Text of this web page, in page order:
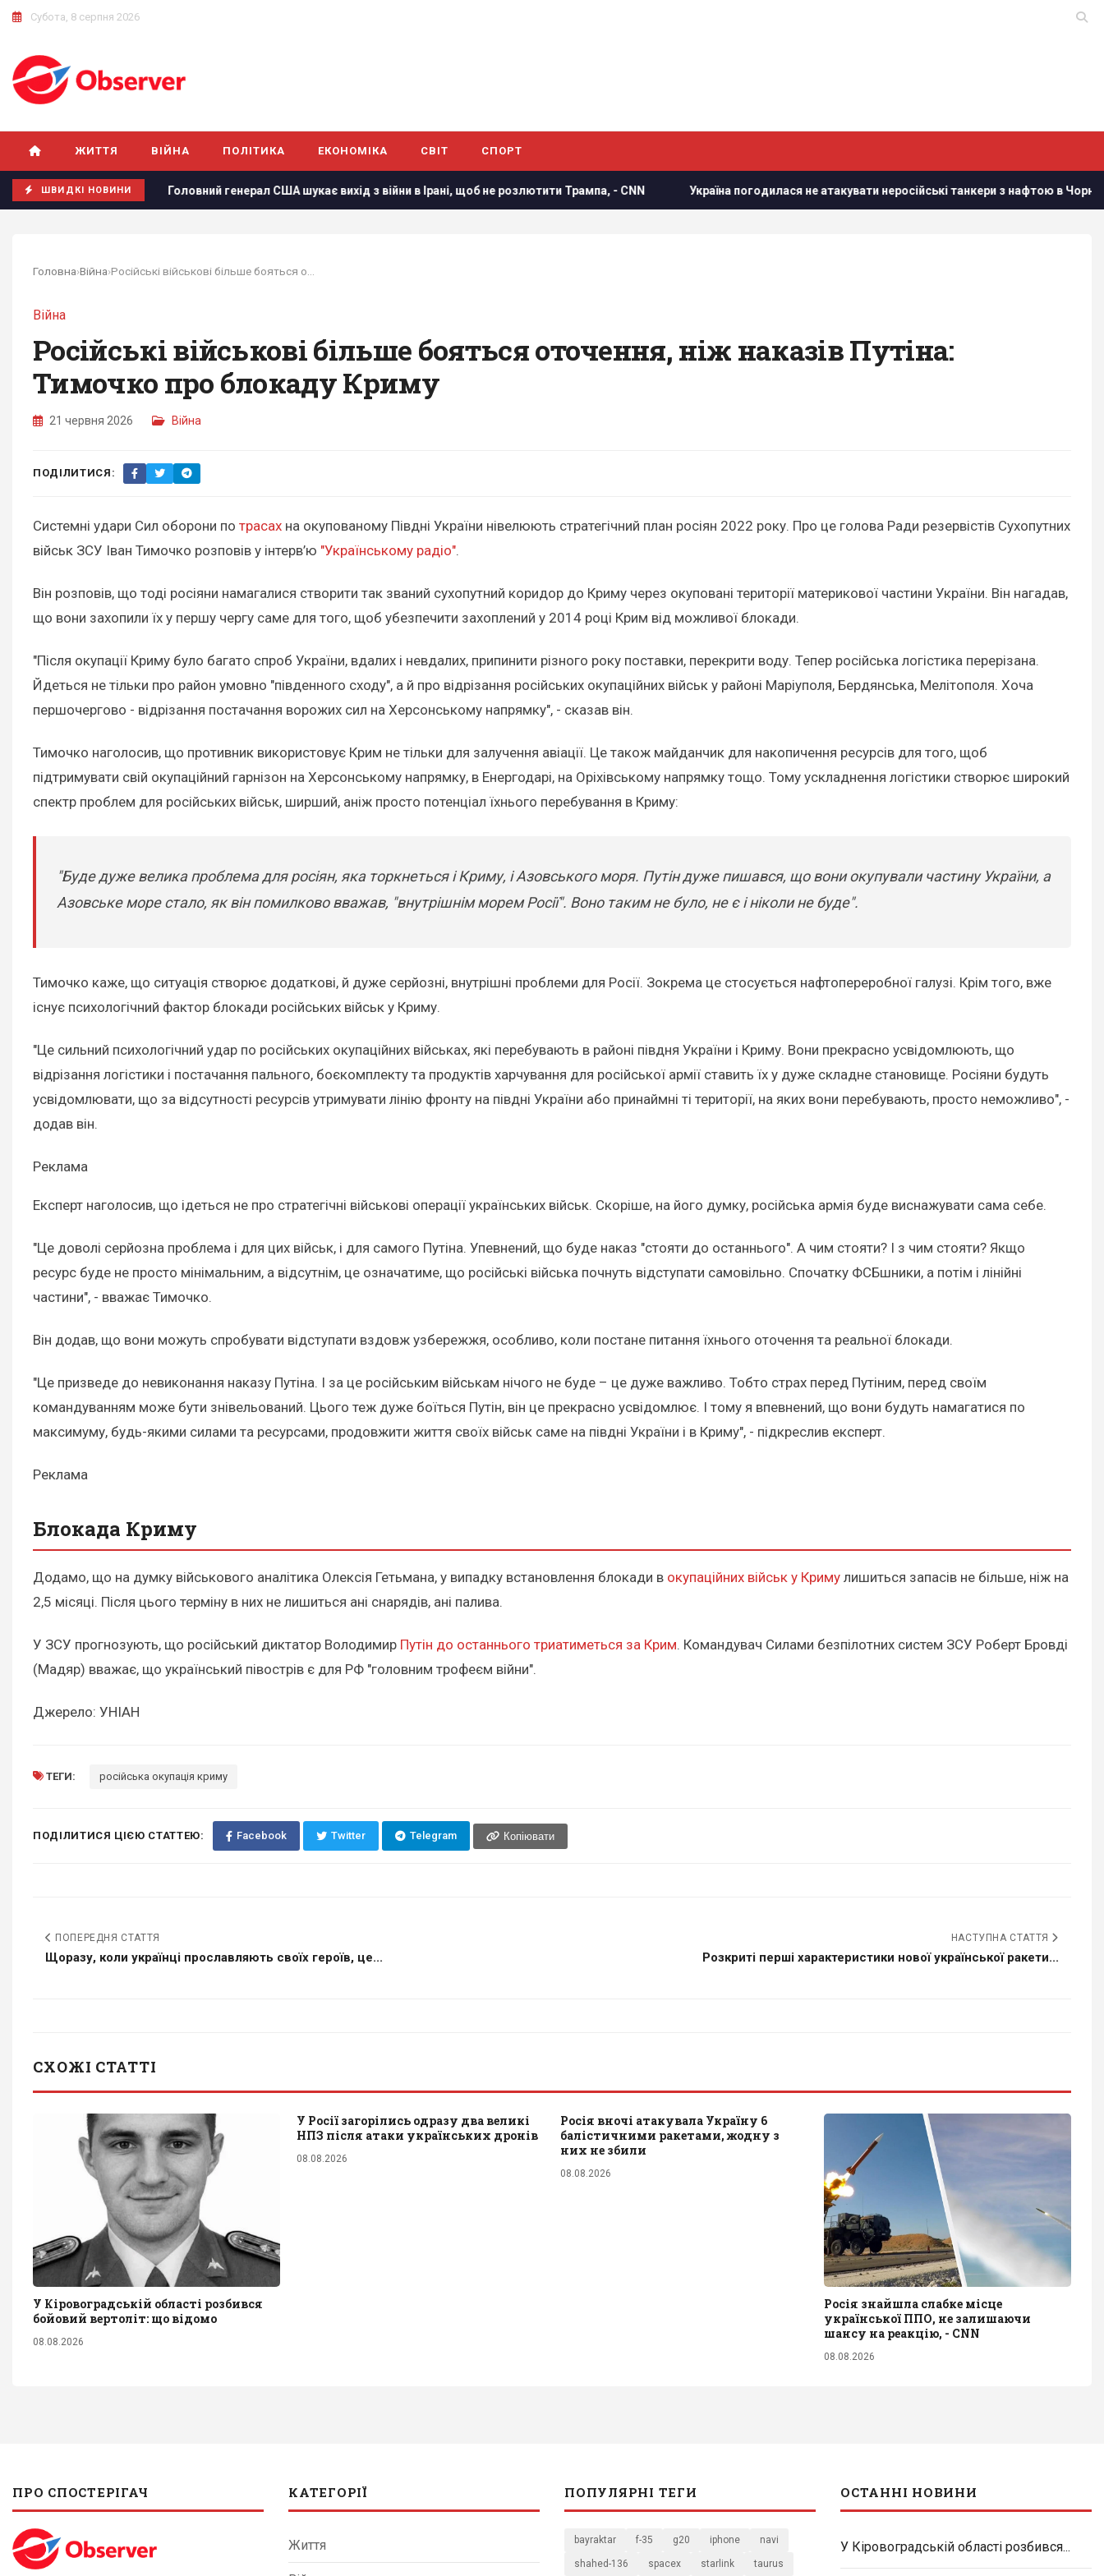
Субота, 8 серпня 2026
ЖИТТЯ ВІЙНА ПОЛІТИКА ЕКОНОМІКА СВІТ СПОРТ
ШВИДКІ НОВИНИ
відомо Головний генерал США шукає вихід з війни в Ірані, щоб не розлютити Трампа, - CNN Україна погодилася не атакувати неросійські танкери з нафтою в Чорному морі, -
Головна›Війна›
Війна
Російські військові більше бояться оточення, ніж наказів Путіна:
Тимочко про блокаду Криму
21 червня 2026 Війна
ПОДІЛИТИСЯ:
Системні удари Сил оборони по трасах на окупованому Півдні України нівелюють стратегічний план росіян 2022 року. Про це голова Ради резервістів Сухопутних
військ ЗСУ Іван Тимочко розповів у інтерв’ю "Українському радіо".
Він розповів, що тоді росіяни намагалися створити так званий сухопутний коридор до Криму через окуповані території материкової частини України. Він нагадав,
що вони захопили їх у першу чергу саме для того, щоб убезпечити захоплений у 2014 році Крим від можливої блокади.
"Після окупації Криму було багато спроб України, вдалих і невдалих, припинити різного року поставки, перекрити воду. Тепер російська логістика перерізана.
Йдеться не тільки про район умовно "південного сходу", а й про відрізання російських окупаційних військ у районі Маріуполя, Бердянська, Мелітополя. Хоча
першочергово - відрізання постачання ворожих сил на Херсонському напрямку", - сказав він.
Тимочко наголосив, що противник використовує Крим не тільки для залучення авіації. Це також майданчик для накопичення ресурсів для того, щоб
підтримувати свій окупаційний гарнізон на Херсонському напрямку, в Енергодарі, на Оріхівському напрямку тощо. Тому ускладнення логістики створює широкий
спектр проблем для російських військ, ширший, аніж просто потенціал їхнього перебування в Криму:
"Буде дуже велика проблема для росіян, яка торкнеться і Криму, і Азовського моря. Путін дуже пишався, що вони окупували частину України, а
Азовське море стало, як він помилково вважав, "внутрішнім морем Росії". Воно таким не було, не є і ніколи не буде".
Тимочко каже, що ситуація створює додаткові, й дуже серйозні, внутрішні проблеми для Росії. Зокрема це стосується нафтопереробної галузі. Крім того, вже
існує психологічний фактор блокади російських військ у Криму.
"Це сильний психологічний удар по російських окупаційних військах, які перебувають в районі півдня України і Криму. Вони прекрасно усвідомлюють, що
відрізання логістики і постачання пального, боєкомплекту та продуктів харчування для російської армії ставить їх у дуже складне становище. Росіяни будуть
усвідомлювати, що за відсутності ресурсів утримувати лінію фронту на півдні України або принаймні ті території, на яких вони перебувають, просто неможливо", -
додав він.
Реклама
Експерт наголосив, що ідеться не про стратегічні військові операції українських військ. Скоріше, на його думку, російська армія буде виснажувати сама себе.
"Це доволі серйозна проблема і для цих військ, і для самого Путіна. Упевнений, що буде наказ "стояти до останнього". А чим стояти? І з чим стояти? Якщо
ресурс буде не просто мінімальним, а відсутнім, це означатиме, що російські війська почнуть відступати самовільно. Спочатку ФСБшники, а потім і лінійні
частини", - вважає Тимочко.
Він додав, що вони можуть спробувати відступати вздовж узбережжя, особливо, коли постане питання їхнього оточення та реальної блокади.
"Це призведе до невиконання наказу Путіна. І за це російським військам нічого не буде – це дуже важливо. Тобто страх перед Путіним, перед своїм
командуванням може бути знівельований. Цього теж дуже боїться Путін, він це прекрасно усвідомлює. І тому я впевнений, що вони будуть намагатися по
максимуму, будь-якими силами та ресурсами, продовжити життя своїх військ саме на півдні України і в Криму", - підкреслив експерт.
Реклама
Блокада Криму
Додамо, що на думку військового аналітика Олексія Гетьмана, у випадку встановлення блокади в окупаційних військ у Криму лишиться запасів не більше, ніж на
2,5 місяці. Після цього терміну в них не лишиться ані снарядів, ані палива.
У ЗСУ прогнозують, що російський диктатор Володимир Путін до останнього триатиметься за Крим. Командувач Силами безпілотних систем ЗСУ Роберт Бровді
(Мадяр) вважає, що український півострів є для РФ "головним трофеєм війни".
Джерело: УНІАН
ТЕГИ: російська окупація криму
ПОДІЛИТИСЯ ЦІЄЮ СТАТТЕЮ: Facebook Twitter Telegram Копіювати
ПОПЕРЕДНЯ СТАТТЯ
Щоразу, коли українці прославляють своїх героїв, це...
НАСТУПНА СТАТТЯ
Розкриті перші характеристики нової української ракети...
СХОЖІ СТАТТІ
У Кіровоградській області розбився
бойовий вертоліт: що відомо
08.08.2026
У Росії загорілись одразу два великі
НПЗ після атаки українських дронів
08.08.2026
Росія вночі атакувала Україну 6
балістичними ракетами, жодну з
них не збили
08.08.2026
Росія знайшла слабке місце
української ППО, не залишаючи
шансу на реакцію, - CNN
08.08.2026
ПРО СПОСТЕРІГАЧ КАТЕГОРІЇ
Життя
ПОПУЛЯРНІ ТЕГИ
bayraktar f-35 g20 iphone navi
shahed-136 spacex starlink taurus
ОСТАННІ НОВИНИ
У Кіровоградській області розбився...